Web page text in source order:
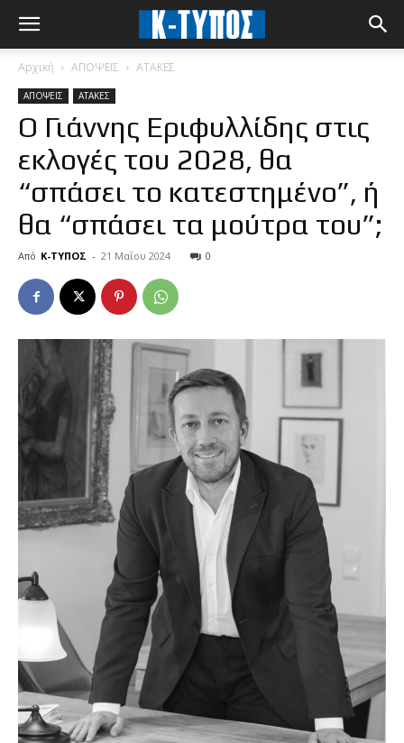
Αρχική ΑΠΟΨΕΙΣ ΑΤΑΚΕΣ
ΑΠΟΨΕΙΣ ΑΤΑΚΕΣ
Ο Γιάννης Εριφυλλίδης στις
εκλογές του 2028, θα
“σπάσει το κατεστημένο”, ή
θα “σπάσει τα μούτρα του”;
Από Κ-ΤΥΠΟΣ - 21 Μαΐου 2024 0